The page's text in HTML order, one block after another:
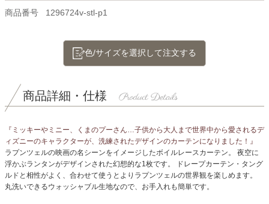
商品番号 1296724v-stl-p1
色/サイズを選択して注文する
商品詳細・仕様
『ミッキーやミニー、くまのプーさん…子供から大人まで世界中から愛されるデ
ィズニーのキャラクターが、洗練されたデザインのカーテンになりました！』
ラプンツェルの映画の名シーンをイメージしたボイルレースカーテン。
夜空に
浮かぶランタンがデザインされた幻想的な1枚です。
ドレープカーテン・タング
ルドと相性がよく、合わせて使うとよりラプンツェルの世界観を楽しめます。
丸洗いできるウォッシャブル生地なので、お手入れも簡単です。